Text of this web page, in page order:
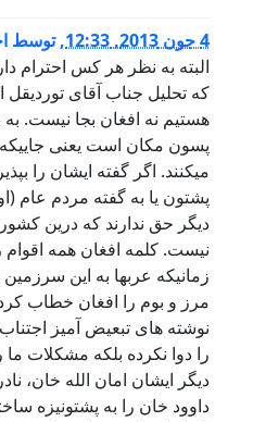
,توسطاحمد
به نظر هر کس احترام دارم. اما
تحلیل جناب آقای توردیقل از اینکه
نه افغان بجا نیست. به دلیل
مکان است یعنی جاییکه افغان
اگر گفته ایشان را بپذیریم، که
یا به گفته مردم عام (اوغان)
حق ندارند که درین کشور زندگی
کلمه افغان همه اقوام را دربر
عربها به این سرزمین رسیدند
و بوم را افغان خطاب کردند.
های تبعیض آمیز اجتناب نماییم.
دوا نکرده بلکه مشکلات ما را زیاد
ایشان امان الله خان، نادرخان،
خان را به پشتونیزه ساختن متهم